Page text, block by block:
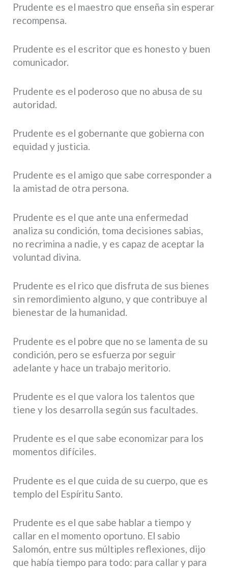
Prudente es el maestro que enseña sin esperar
recompensa.
Prudente es el escritor que es honesto y buen
comunicador.
Prudente es el poderoso que no abusa de su
autoridad.
Prudente es el gobernante que gobierna con
equidad y justicia.
Prudente es el amigo que sabe corresponder a
la amistad de otra persona.
Prudente es el que ante una enfermedad
analiza su condición, toma decisiones sabias,
no recrimina a nadie, y es capaz de aceptar la
voluntad divina.
Prudente es el rico que disfruta de sus bienes
sin remordimiento alguno, y que contribuye al
bienestar de la humanidad.
Prudente es el pobre que no se lamenta de su
condición, pero se esfuerza por seguir
adelante y hace un trabajo meritorio.
Prudente es el que valora los talentos que
tiene y los desarrolla según sus facultades.
Prudente es el que sabe economizar para los
momentos difíciles.
Prudente es el que cuida de su cuerpo, que es
templo del Espíritu Santo.
Prudente es el que sabe hablar a tiempo y
callar en el momento oportuno. El sabio
Salomón, entre sus múltiples reflexiones, dijo
que había tiempo para todo: para callar y para